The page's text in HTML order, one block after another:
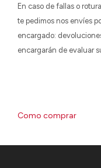
En caso de fallas o
te pedimos nos envíes
encargado:
encargarán de evaluar
Como comprar